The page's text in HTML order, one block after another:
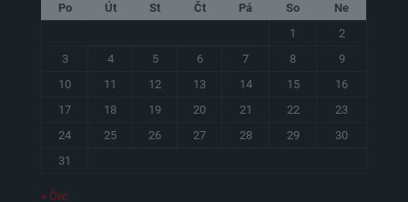
Po Út St Čt Pá So
Ne
1
2
3
4 5 6 7 8
9
10
11 12 13 14 15
16
17
18 19 20 21 22
23
24
25 26 27 28 29
30
31
« Čvc